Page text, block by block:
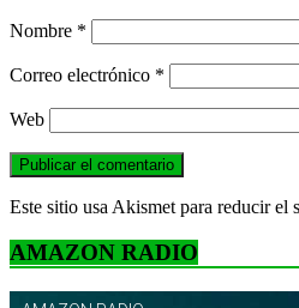
Nombre *
Correo electrónico *
Web
Este sitio usa Akismet para reducir el
AMAZON RADIO